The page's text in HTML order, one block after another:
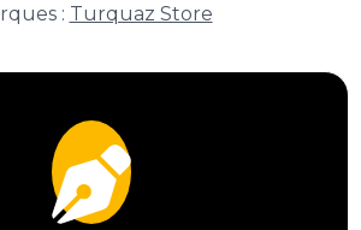
: Turquaz Store